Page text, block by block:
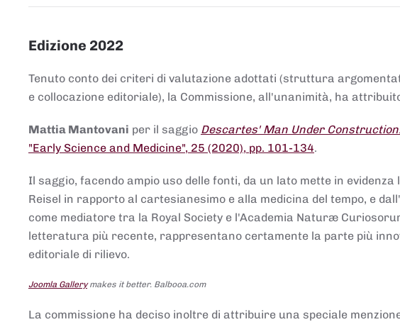
Edizione 2022
Tenuto conto dei criteri di valutazione adottati (struttura
e collocazione editoriale), la Commissione, all'unanimità, ha
Mattia Mantovani per il saggio Descartes' Man Under
"Early Science and Medicine", 25 (2020), pp. 101-134.
Il saggio, facendo ampio uso delle fonti, da un lato mette in
Reisel in rapporto al cartesianesimo e alla medicina del tempo, e
come mediatore tra la Royal Society e l'Academia Naturæ
letteratura più recente, rappresentano certamente la parte più
editoriale di rilievo.
Joomla Gallerymakes it better. Balbooa.com
La commissione ha deciso inoltre di attribuire una speciale